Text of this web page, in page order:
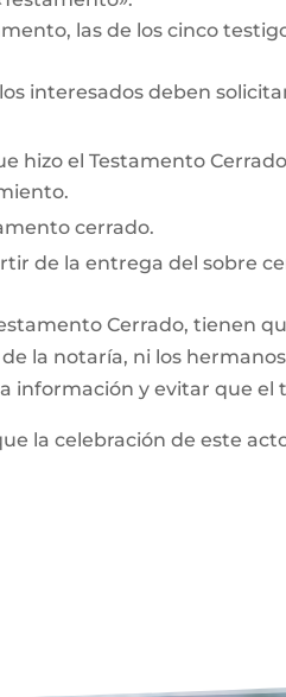
las de los cinco
interesados deben
hizo el Testamento
cerrado.
de la entrega del sobre
Cerrado, tienen
la notaría, ni los
información y evitar que el
la celebración de este